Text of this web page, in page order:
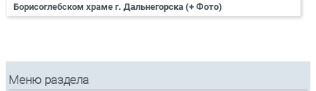
Борисоглебском храме г. Дальнегорска (+ Фото)
Меню раздела